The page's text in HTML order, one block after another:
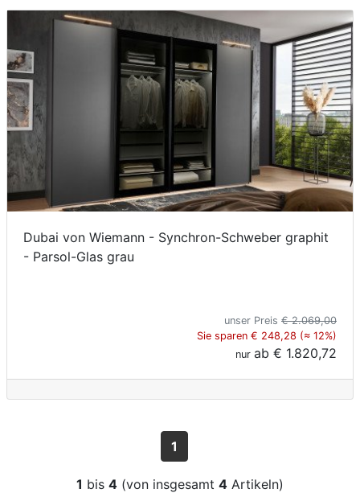
Dubai von Wiemann - Synchron-Schweber graphit
- Parsol-Glas grau
unser Preis € 2.069,00
Sie sparen € 248,28 (≈ 12%)
nur ab € 1.820,72
1
1 bis 4 (von insgesamt 4 Artikeln)